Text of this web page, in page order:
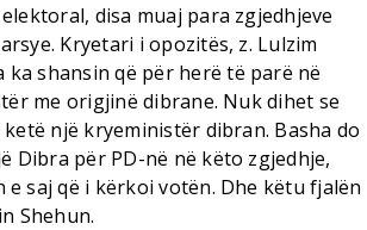
disa muaj para zgjedhjeve
Kryetari i opozitës, z. Lulzim
shansin që për herë të parë në
me origjinë dibrane. Nuk dihet se
një kryeministër dibran. Basha do
Dibra për PD-në në këto zgjedhje,
saj që i kërkoi votën. Dhe këtu fjalën
Shehun.